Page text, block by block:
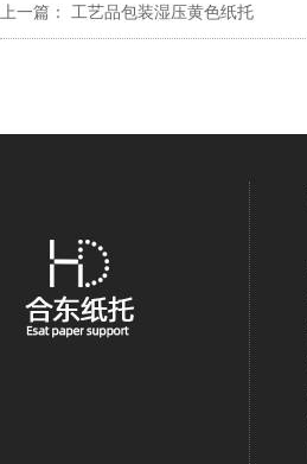
上一篇： 工艺品包装湿压黄色纸托